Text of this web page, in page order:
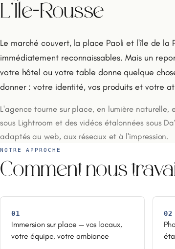
L'Île-Rousse
Le marché couvert, la place Paoli et l'île de la
immédiatement reconnaissables. Mais un
votre hôtel ou votre table donne quelque
donner : votre identité, vos produits et votre
L'agence tourne sur place, en lumière naturelle,
sous Lightroom et des vidéos étalonnées sous
adaptés au web, aux réseaux et à l'impression.
NOTRE APPROCHE
Comment nous
01
Immersion sur place — vos locaux,
votre équipe, votre ambiance
02